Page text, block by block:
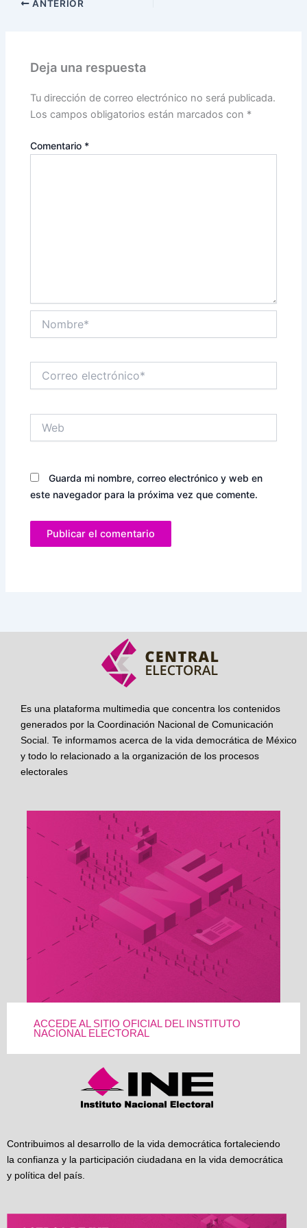
ANTERIOR
Deja una respuesta
Tu dirección de correo electrónico no será publicada.
Los campos obligatorios están marcados con *
Comentario *
electrónico*
Guarda mi nombre, correo electrónico y web en
este navegador para la próxima vez que comente.
Es una plataforma multimedia que concentra los contenidos
generados por la Coordinación Nacional de Comunicación
Social. Te informamos acerca de la vida democrática de México
y todo lo relacionado a la organización de los procesos
electorales
ACCEDE AL SITIO OFICIAL DEL INSTITUTO
NACIONAL ELECTORAL
Contribuimos al desarrollo de la vida democrática fortaleciendo
la confianza y la participación ciudadana en la vida democrática
y política del país.